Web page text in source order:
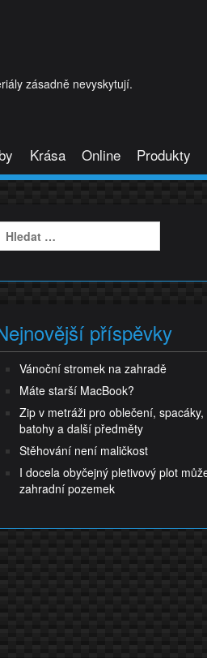
zásadně nevyskytují.
Krása Online Produkty
Vyhledávání
příspěvky
Vánoční stromek na zahradě
Máte starší MacBook?
Zip v metráži pro oblečení, spacáky,
batohy a další předměty
Stěhování není maličkost
I docela obyčejný pletivový plot
zahradní pozemek